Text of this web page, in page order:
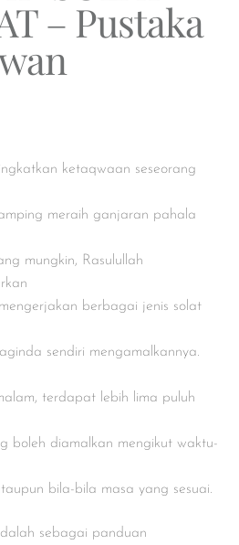
– Pustaka
ketaqwaan seseorang
meraih ganjaran pahala
mungkin, Rasulullah
berbagai jenis solat
sendiri mengamalkannya.
terdapat lebih lima puluh
boleh diamalkan mengikut waktu-
bila-bila masa yang sesuai.
sebagai panduan